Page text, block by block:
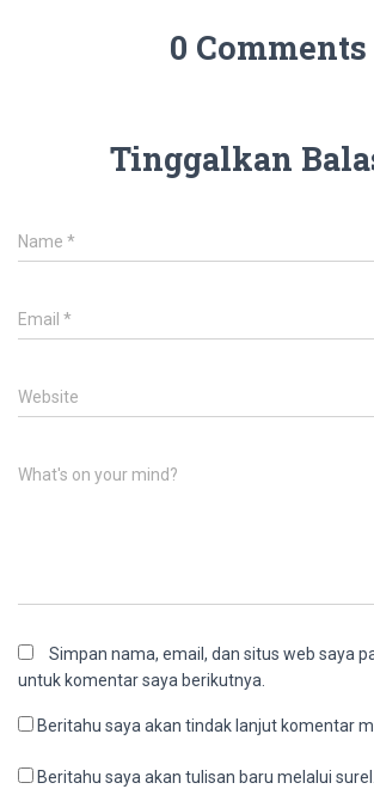
0 Comments
Tinggalkan
Name *
Email *
Website
What's on your mind?
Simpan nama, email, dan situs web saya
untuk komentar saya berikutnya.
Beritahu saya akan tindak lanjut komentar
Beritahu saya akan tulisan baru melalui surel.